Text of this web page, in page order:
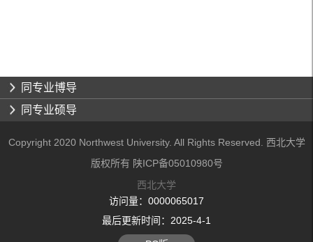
同专业博导
同专业硕导
Copyright 2020 Northwest University. All Rights Reserved. 西北大学
版权所有 陕ICP备05010980号
西北大学
访问量： 0000065017
最后更新时间： 2025-4-1